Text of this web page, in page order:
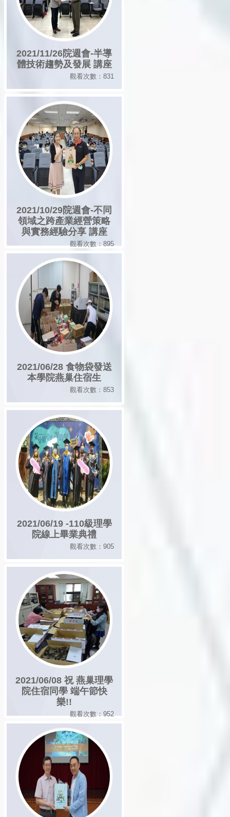
2021/11/26院週會-半導
體技術趨勢及發展 講座
觀看次數：831
2021/10/29院週會-不同
領域之跨產業經營策略
與實務經驗分享 講座
觀看次數：895
2021/06/28 食物袋發送
本學院燕巢住宿生
觀看次數：853
2021/06/19 -110級理學
院線上畢業典禮
觀看次數：905
2021/06/08 祝 燕巢理學
院住宿同學 端午節快
樂!!
觀看次數：952